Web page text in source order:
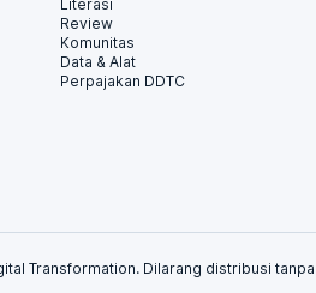
Literasi
Review
Komunitas
Data & Alat
Perpajakan DDTC
Transformation. Dilarang distribusi